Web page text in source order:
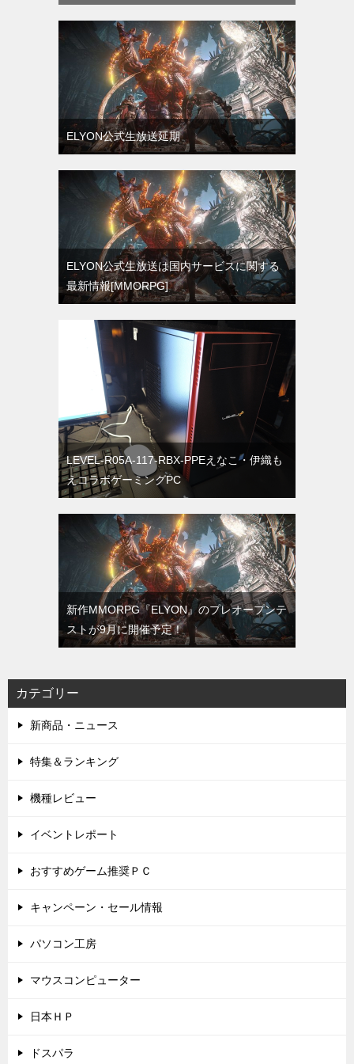
ELYON公式生放送延期
ELYON公式生放送は国内サービスに関する
最新情報[MMORPG]
LEVEL-R05A-117-RBX-PPEえなこ・伊織も
えコラボゲーミングPC
新作MMORPG『ELYON』のプレオープンテ
ストが9月に開催予定！
カテゴリー
新商品・ニュース
特集＆ランキング
機種レビュー
イベントレポート
おすすめゲーム推奨ＰＣ
キャンペーン・セール情報
パソコン工房
マウスコンピューター
日本ＨＰ
ドスパラ